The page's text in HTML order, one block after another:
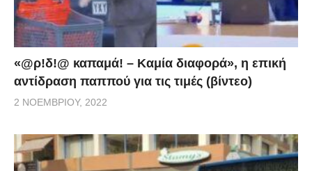
«@ρ!δ!@ καπαμά! – Καμία διαφορά», η επική
αντίδραση παππού για τις τιμές (βίντεο)
2 ΝΟΕΜΒΡΊΟΥ, 2022